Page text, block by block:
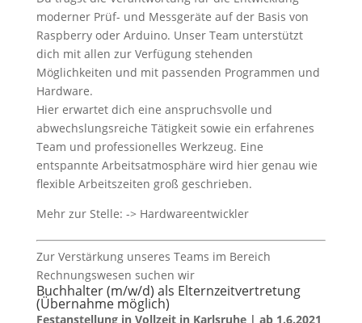
moderner Prüf- und Messgeräte auf der Basis von
Raspberry oder Arduino. Unser Team unterstützt
dich mit allen zur Verfügung stehenden
Möglichkeiten und mit passenden Programmen und
Hardware.
Hier erwartet dich eine anspruchsvolle und
abwechslungsreiche Tätigkeit sowie ein erfahrenes
Team und professionelles Werkzeug. Eine
entspannte Arbeitsatmosphäre wird hier genau wie
flexible Arbeitszeiten groß geschrieben.
Mehr zur Stelle: -> Hardwareentwickler
Zur Verstärkung unseres Teams im Bereich
Rechnungswesen suchen wir
Buchhalter (m/w/d) als Elternzeitvertretung
(Übernahme möglich)
Festanstellung in Vollzeit in Karlsruhe | ab 1.6.2021